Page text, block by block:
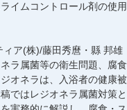
イムコントロール剤の使用
ィア(株)/藤田秀麿・縣 邦雄
ラ属菌等の衛生問題、腐
オネラは、入浴者の健康
ではレジオネラ属菌対策